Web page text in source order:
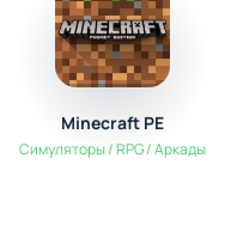
Minecraft PE
Симуляторы / RPG / Аркады